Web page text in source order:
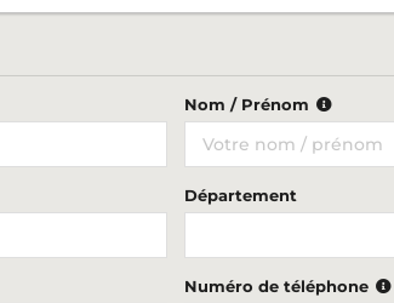
Nom / Prénom
Département
Numéro de téléphone